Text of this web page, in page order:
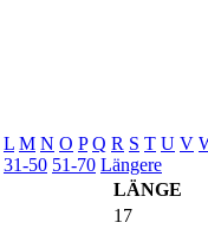
L M N O P Q R S T U V
31-50 51-70 Längere
LÄNGE
17